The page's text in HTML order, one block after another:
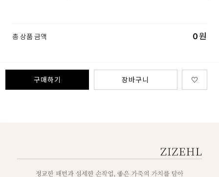
총 상품 금액 0원
구매하기 장바구니 ♡